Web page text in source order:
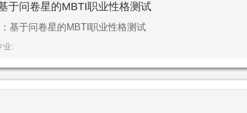
于问卷星的MBTI职业性格测试
基于问卷星的MBTI职业性格测试
业: